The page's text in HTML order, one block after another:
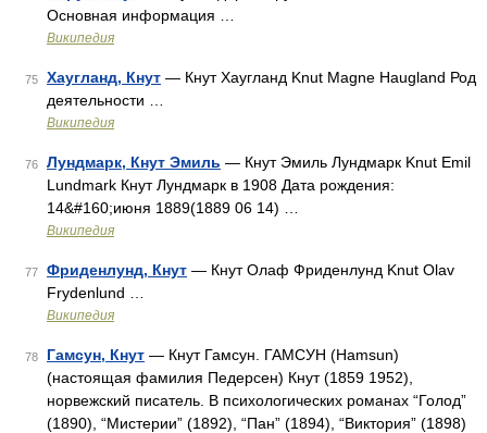
Основная информация …
Википедия
75 Хаугланд, Кнут — Кнут Хаугланд Knut Magne Haugland Род
деятельности …
Википедия
76 Лундмарк, Кнут Эмиль — Кнут Эмиль Лундмарк Knut Emil
Lundmark Кнут Лундмарк в 1908 Дата рождения:
14&#160;июня 1889(1889 06 14) …
Википедия
77 Фриденлунд, Кнут — Кнут Олаф Фриденлунд Knut Olav
Frydenlund …
Википедия
78 Гамсун, Кнут — Кнут Гамсун. ГАМСУН (Hamsun)
(настоящая фамилия Педерсен) Кнут (1859 1952),
норвежский писатель. В психологических романах “Голод”
(1890), “Мистерии” (1892), “Пан” (1894), “Виктория” (1898)